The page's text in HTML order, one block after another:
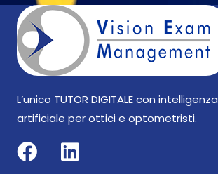
L’unico TUTOR DIGITALE con intelligenza
artificiale per ottici e optometristi.
Facebook
Linkedin